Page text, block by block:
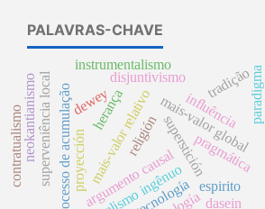
PALAVRAS-CHAVE
argumento causalsuperstición
proyección
processo de acumulação mais-valor global
mais-valor relativo
superveniência local disjuntivismo
religión
realismo ingênuo
tecnología
instrumentalismo
dewey
espirito
influência
neokantianismo
dasein
herança
tradição
pragmática
contratualismo
paradigma